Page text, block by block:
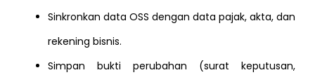
Sinkronkan data OSS dengan data pajak, akta, dan
rekening bisnis.
Simpan bukti perubahan (surat keputusan,